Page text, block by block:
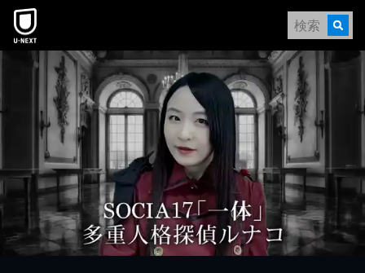
本文へスキップ